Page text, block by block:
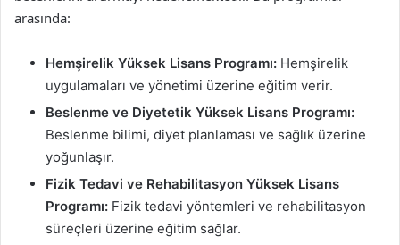
arasında:
Hemşirelik Yüksek Lisans Programı: Hemşirelik
uygulamaları ve yönetimi üzerine eğitim verir.
Beslenme ve Diyetetik Yüksek Lisans Programı:
Beslenme bilimi, diyet planlaması ve sağlık üzerine
yoğunlaşır.
Fizik Tedavi ve Rehabilitasyon Yüksek Lisans
Programı: Fizik tedavi yöntemleri ve rehabilitasyon
süreçleri üzerine eğitim sağlar.